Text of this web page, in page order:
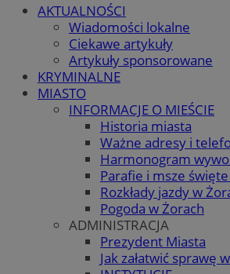
AKTUALNOŚCI
Wiadomości lokalne
Ciekawe artykuły
Artykuły sponsorowane
KRYMINALNE
MIASTO
INFORMACJE O MIEŚCIE
Historia miasta
Ważne adresy i
Harmonogram
Parafie i msze
Rozkłady jazdy w
Pogoda w Żorach
ADMINISTRACJA
Prezydent Miasta
Jak załatwić sprawę